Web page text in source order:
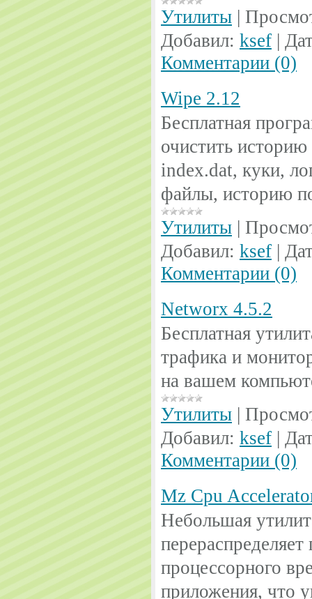
Утилиты |
Добавил: ksef |
Комментарии (0)
Wipe 2.12
Бесплатная
очистить
index.dat, куки,
файлы, историю
Утилиты |
Добавил: ksef |
Комментарии (0)
Networx 4.5.2
Бесплатная
трафика и
на вашем
Утилиты |
Добавил: ksef |
Комментарии (0)
Mz Cpu
Небольшая
процессорного
приложения, что